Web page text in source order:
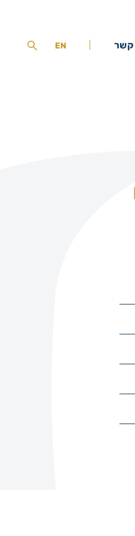
קשר EN